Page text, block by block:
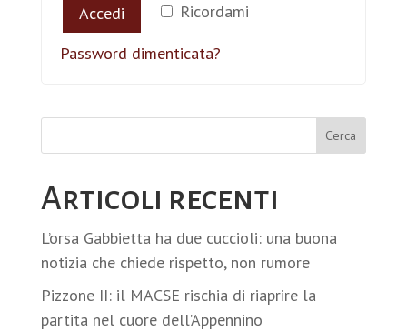
Ricordami
Accedi
Password dimenticata?
Cerca
Articoli recenti
L’orsa Gabbietta ha due cuccioli: una buona
notizia che chiede rispetto, non rumore
Pizzone II: il MACSE rischia di riaprire la
partita nel cuore dell’Appennino